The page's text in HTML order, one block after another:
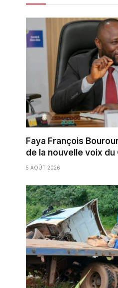
Faya François
de la nouvelle voix
5 AOÛT 2026